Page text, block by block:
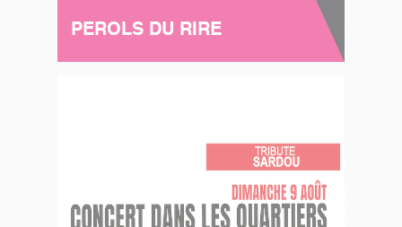
PEROLS DU RIRE